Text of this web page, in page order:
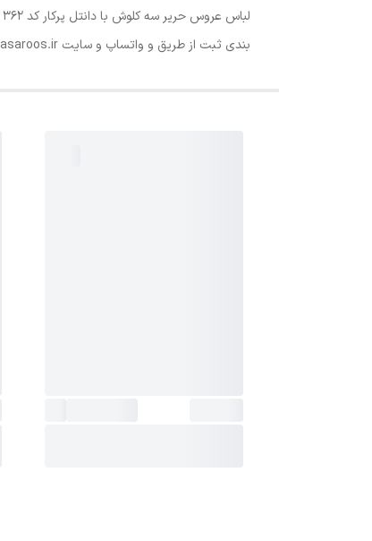
بندی ثبت از طریق و واتساپ و سایت Lebasaroos.ir ٓستین_دار#لباس_عروس#لباسعروس